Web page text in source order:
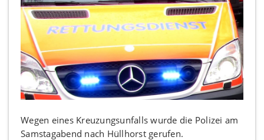
Wegen eines Kreuzungsunfalls wurde die Polizei am
Samstagabend nach Hüllhorst gerufen.